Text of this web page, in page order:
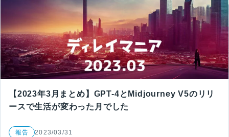
【2023年3月まとめ】GPT-4とMidjourney V5のリリ
ースで生活が変わった月でした
報告 2023/03/31